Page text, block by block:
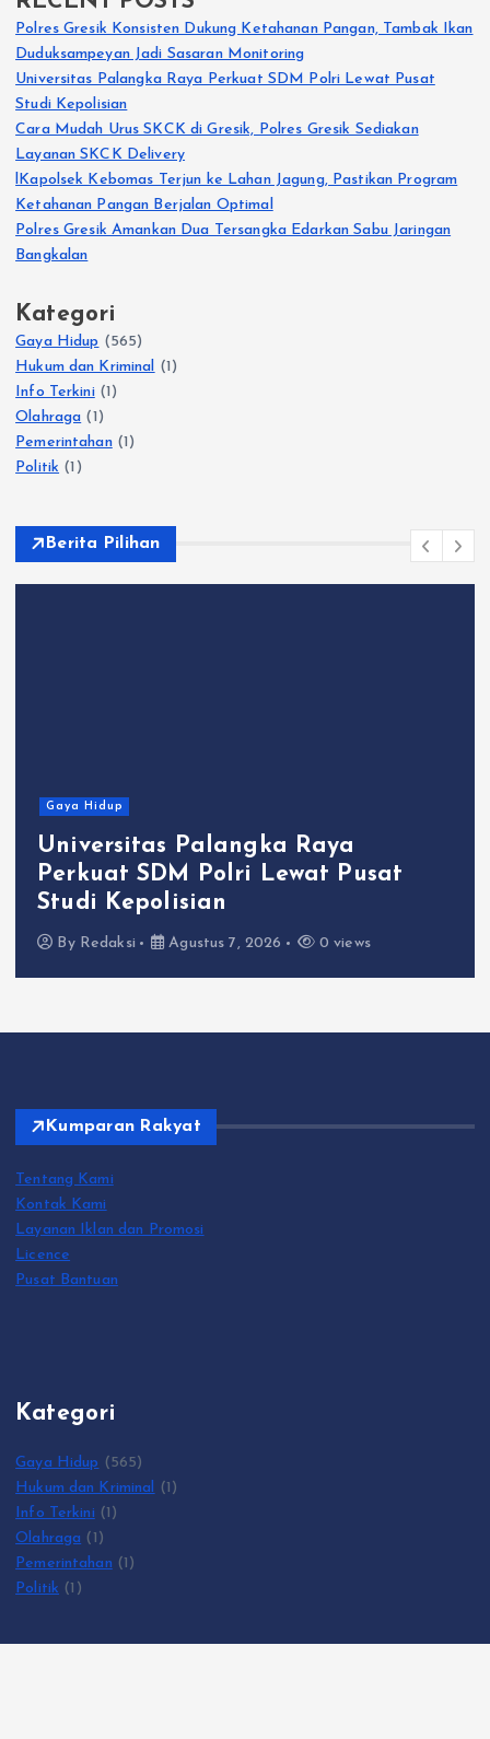
Polres Gresik Konsisten Dukung Ketahanan Pangan, Tambak Ikan
Duduksampeyan Jadi Sasaran Monitoring
Universitas Palangka Raya Perkuat SDM Polri Lewat Pusat
Studi Kepolisian
Cara Mudah Urus SKCK di Gresik, Polres Gresik Sediakan
Layanan SKCK Delivery
lKapolsek Kebomas Terjun ke Lahan Jagung, Pastikan Program
Ketahanan Pangan Berjalan Optimal
Polres Gresik Amankan Dua Tersangka Edarkan Sabu Jaringan
Bangkalan
Kategori
Gaya Hidup (565)
Hukum dan Kriminal (1)
Info Terkini(1)
Olahraga (1)
Pemerintahan(1)
Politik (1)
Berita Pilihan
Gaya Hidup
Universitas Palangka Raya
Perkuat SDM Polri Lewat Pusat
Studi Kepolisian
By Redaksi Agustus 7, 2026 0 views
Kumparan Rakyat
Tentang Kami
Kontak Kami
Layanan Iklan dan Promosi
Licence
Pusat Bantuan
Kategori
Gaya Hidup (565)
Hukum dan Kriminal (1)
Info Terkini (1)
Olahraga (1)
Pemerintahan (1)
Politik (1)